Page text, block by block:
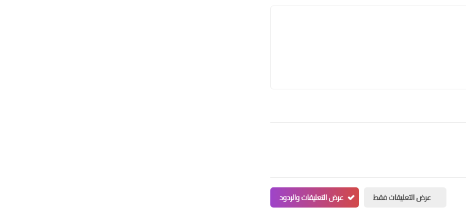
عرض التعليقات فقط عرض التعليقات والردود